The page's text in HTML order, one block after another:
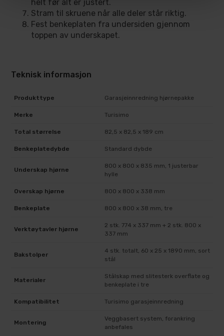
helt før alt er justert.
Stram til skruene når alle deler står riktig.
Fest benkeplaten fra undersiden gjennom
toppen av underskapet.
Teknisk informasjon
Produkttype Garasjeinnredning hjørnepakke
Merke Turisimo
Total størrelse 82,5 x 82,5 x 189 cm
Benkeplatedybde Standard dybde
Underskap hjørne
800 x 800 x 835 mm, 1 justerbar
hylle
Overskap hjørne 800 x 800 x 338 mm
Benkeplate 800 x 800 x 38 mm, tre
Verktøytavler hjørne
2 stk. 774 x 337 mm + 2 stk. 800 x
337 mm
Bakstolper
4 stk. totalt, 60 x 25 x 1890 mm, sort
stål
Materialer
Stålskap med slitesterk overflate og
benkeplate i tre
Kompatibilitet Turisimo garasjeinnredning
Montering
Veggbasert system, forankring
anbefales